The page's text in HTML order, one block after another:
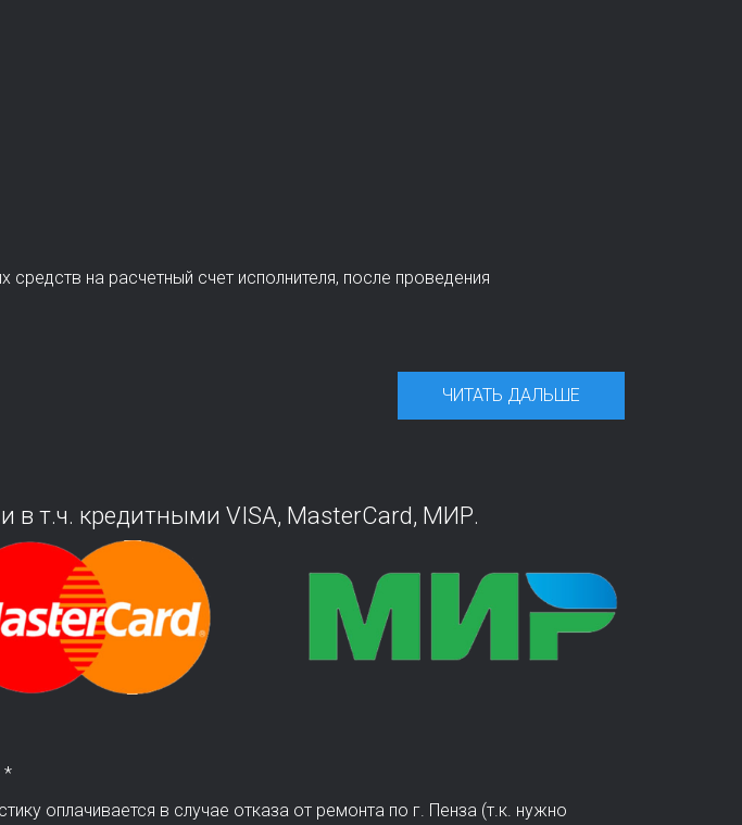
на расчетный счет исполнителя, после проведения
ЧИТАТЬ ДАЛЬШЕ
т.ч. кредитными VISA, MasterCard, МИР.
*
оплачивается в случае отказа от ремонта по г. Пенза (т.к. нужно